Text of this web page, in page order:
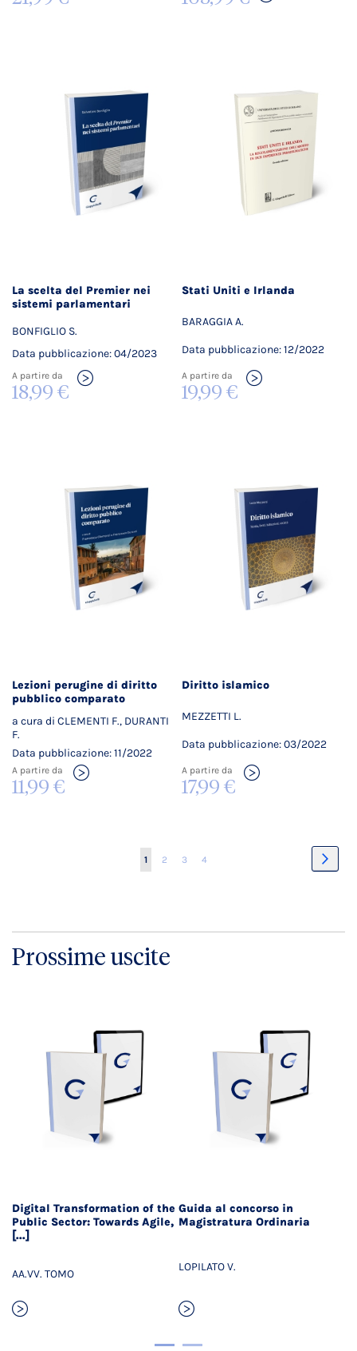
La scelta del Premier nei
sistemi parlamentari
BONFIGLIO S.
Data pubblicazione: 04/2023
A partire da
18,99 €
Stati Uniti e Irlanda
BARAGGIA A.
Data pubblicazione: 12/2022
A partire da
19,99 €
Lezioni perugine di diritto
pubblico comparato
a cura di CLEMENTI F., DURANTI
F.
Data pubblicazione: 11/2022
A partire da
11,99 €
Diritto islamico
MEZZETTI L.
Data pubblicazione: 03/2022
A partire da
17,99 €
Attualmente
la
pagina
1 Pagina
2 Pagina
3 Pagina
4
Prossime uscite
Digital Transformation of the
Public Sector: Towards Agile,
[...]
AA.VV. TOMO
Guida al concorso in
Magistratura Ordinaria
LOPILATO V.